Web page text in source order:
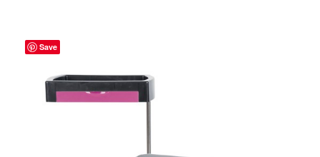
Save